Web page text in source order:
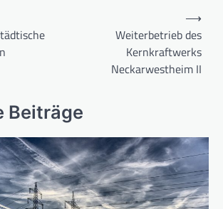
Weiterbetrieb des
Kernkraftwerks
Neckarwestheim II
⟶
Beiträge